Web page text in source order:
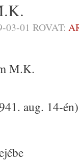
03-01 ROVAT:
M.K.
aug. 14-én)